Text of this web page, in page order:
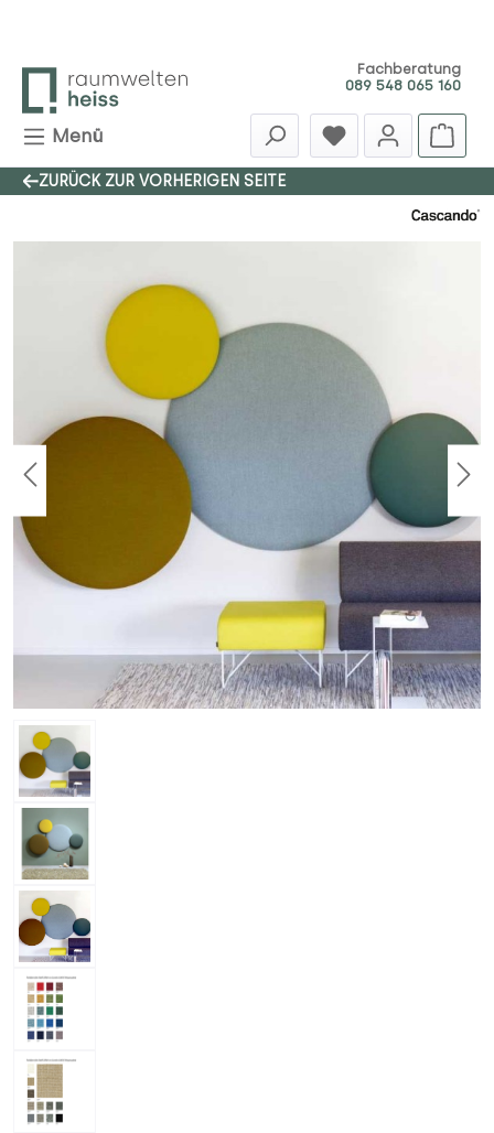
Fachberatung
089 548 065 160
Menü
ZURÜCK ZUR VORHERIGEN SEITE